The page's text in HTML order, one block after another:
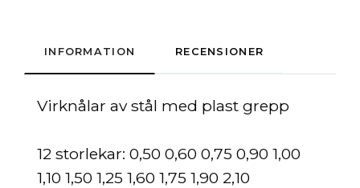
INFORMATION RECENSIONER
Virknålar av stål med plast grepp
12 storlekar: 0,50 0,60 0,75 0,90 1,00
1,10 1,50 1,25 1,60 1,75 1,90 2,10